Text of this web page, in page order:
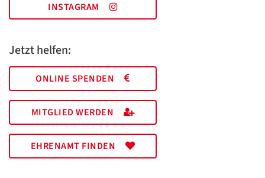
INSTAGRAM
Jetzt helfen:
ONLINE SPENDEN
MITGLIED WERDEN
EHRENAMT FINDEN